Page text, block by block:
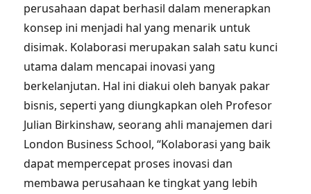
perusahaan dapat berhasil dalam menerapkan
konsep ini menjadi hal yang menarik untuk
disimak. Kolaborasi merupakan salah satu kunci
utama dalam mencapai inovasi yang
berkelanjutan. Hal ini diakui oleh banyak pakar
bisnis, seperti yang diungkapkan oleh Profesor
Julian Birkinshaw, seorang ahli manajemen dari
London Business School, “Kolaborasi yang baik
dapat mempercepat proses inovasi dan
membawa perusahaan ke tingkat yang lebih